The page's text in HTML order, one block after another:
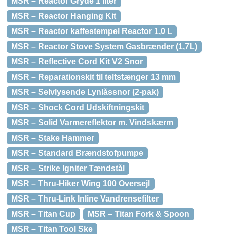
MSR – Reactor Hanging Kit
MSR – Reactor kaffestempel Reactor 1,0 L
MSR – Reactor Stove System Gasbrænder (1,7L)
MSR – Reflective Cord Kit V2 Snor
MSR – Reparationskit til teltstænger 13 mm
MSR – Selvlysende Lynlåssnor (2-pak)
MSR – Shock Cord Udskiftningskit
MSR – Solid Varmereflektor m. Vindskærm
MSR – Stake Hammer
MSR – Standard Brændstofpumpe
MSR – Strike Igniter Tændstål
MSR – Thru-Hiker Wing 100 Oversejl
MSR – Thru-Link Inline Vandrensefilter
MSR – Titan Cup
MSR – Titan Fork & Spoon
MSR – Titan Tool Ske